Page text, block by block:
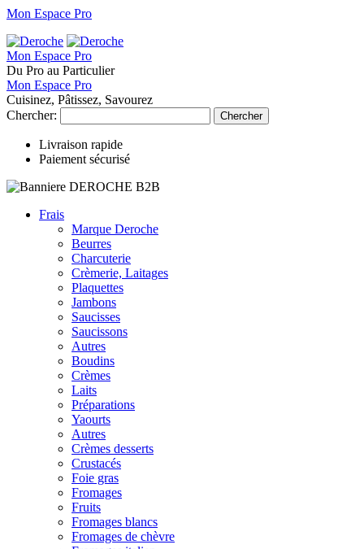
Mon Espace Pro
Mon Espace Pro
Du Pro au Particulier
Mon Espace Pro
Cuisinez, Pâtissez, Savourez
Chercher:
Chercher
Livraison rapide
Paiement sécurisé
Frais
Marque Deroche
Beurres
Charcuterie
Crèmerie, Laitages
Plaquettes
Jambons
Saucisses
Saucissons
Autres
Boudins
Crèmes
Laits
Préparations
Yaourts
Autres
Crèmes desserts
Crustacés
Foie gras
Fromages
Fruits
Fromages blancs
Fromages de chèvre